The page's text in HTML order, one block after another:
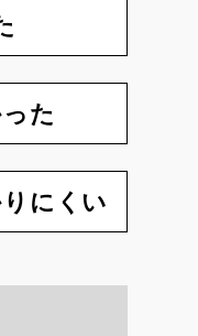
た
にくい